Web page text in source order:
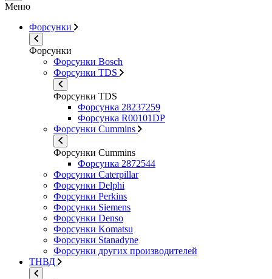
Меню
Форсунки
Форсунки
Форсунки Bosch
Форсунки TDS
Форсунки TDS
Форсунка 28237259
Форсунка R00101DP
Форсунки Cummins
Форсунки Cummins
Форсунка 2872544
Форсунки Caterpillar
Форсунки Delphi
Форсунки Perkins
Форсунки Siemens
Форсунки Denso
Форсунки Komatsu
Форсунки Stanadyne
Форсунки других производителей
ТНВД